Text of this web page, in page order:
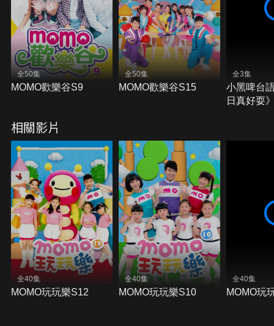
全50集
MOMO歡樂谷S9
全50集
MOMO歡樂谷S15
全3集
小黑啤台
日真好耍
相關影片
全40集
MOMO玩玩樂S12
全40集
MOMO玩玩樂S10
全40集
MOMO玩